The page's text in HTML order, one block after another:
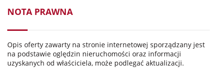
NOTA PRAWNA
Opis oferty zawarty na stronie internetowej sporządzany jest
na podstawie oględzin nieruchomości oraz informacji
uzyskanych od właściciela, może podlegać aktualizacji.